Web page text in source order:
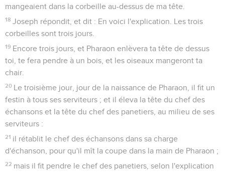
mangeaient dans la corbeille au-dessus de ma tête.
18 Joseph répondit, et dit : En voici l'explication. Les trois
corbeilles sont trois jours.
19 Encore trois jours, et Pharaon enlèvera ta tête de dessus
toi, te fera pendre à un bois, et les oiseaux mangeront ta
chair.
20 Le troisième jour, jour de la naissance de Pharaon, il fit un
festin à tous ses serviteurs ; et il éleva la tête du chef des
échansons et la tête du chef des panetiers, au milieu de ses
serviteurs :
21 il rétablit le chef des échansons dans sa charge
d'échanson, pour qu'il mît la coupe dans la main de Pharaon ;
22 mais il fit pendre le chef des panetiers, selon l'explication